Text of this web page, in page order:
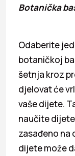
Botanička
Odaberite
botaničkoj
šetnja kroz
djelovat će
vaše dijete.
naučite
zasađeno na
dijete može